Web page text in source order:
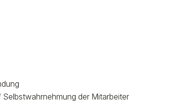
der Mitarbeiter